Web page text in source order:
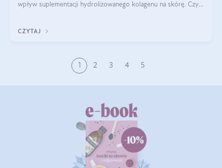
wpływ suplementacji hydrolizowanego kolagenu na skórę. Czy
CZYTAJ
1 2 3 4 5